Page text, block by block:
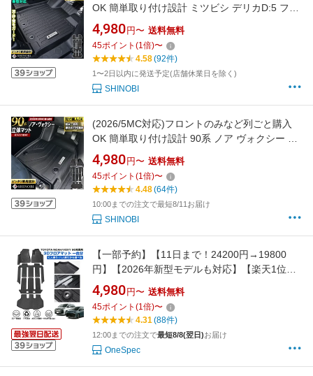
OK 簡単取り付け設計 ミツビシ デリカD:5 フロ
アマット カーマット3Dマット MITSUBISHI 防
水 カー用品 アウトドア フルセット フロントマ
ットリア用マット ラゲッジマット 汚れ防止 傷
ガード キャンプ 海 山 川 車種別専用
4,980 円〜 送料無料
45ポイント (1倍)〜
4.58(92件)
1〜2日以内に発送予定(店舗休業日を除く)
SHINOBI
(2026/5MC対応)フロントのみなど列ごと購入
OK 簡単取り付け設計 90系 ノア ヴォクシー フ
ロアマット カーマット3Dマット TOYOTA トヨ
タ 防水 車中泊 アウトドア 釣り サーフィン フ
ロントマット ラゲッジマット 汚れ防止 傷ガー
ド キャンプ 海 山 川 車種別専用
4,980 円〜 送料無料
45ポイント (1倍)〜
4.48(64件)
10:00までの注文で最短8/11お届け
SHINOBI
【一部予約】【11日まで！24200円→19800
円】【2026年新型モデルも対応】【楽天1位】
Cartist トヨタ 新型 ノア ヴォクシー 90系 3D フ
ロアマット ラゲッジマット 7人乗り 8人乗り 一
台分 フロア 荷台 荷室 マット 防水 カーゴマッ
ト ラバーマット カー用品 TPE
4,980 円〜 送料無料
45ポイント (1倍)〜
4.31(88件)
12:00までの注文で最短8/8(翌日)お届け
OneSpec